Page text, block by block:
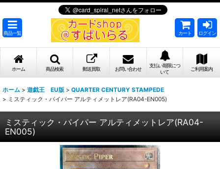
商品一覧 カート ログイン
ホーム 商品検索 郵送買取 お問い合わせ
支払い期限につ
いて
ご利用案内
ホーム > 遊戯王 EU版 > QUARTER CENTURY STAMPEDE
> ミスティック・パイパー アルティメットレア(RA04-EN005)
ミスティック・パイパー アルティメットレア(RA04-
EN005)